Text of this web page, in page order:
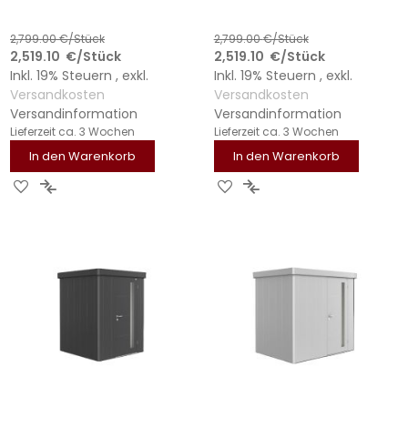
2,799.00€/Stück
2,519.10 €/Stück
Inkl. 19% Steuern , exkl.
Versandkosten
Versandinformation
Lieferzeit ca. 3 Wochen
In den Warenkorb
ZURZUR
2,799.00€/Stück
2,519.10 €/Stück
Inkl. 19% Steuern , exkl.
Versandkosten
Versandinformation
Lieferzeit ca. 3 Wochen
In den Warenkorb
ZURZUR